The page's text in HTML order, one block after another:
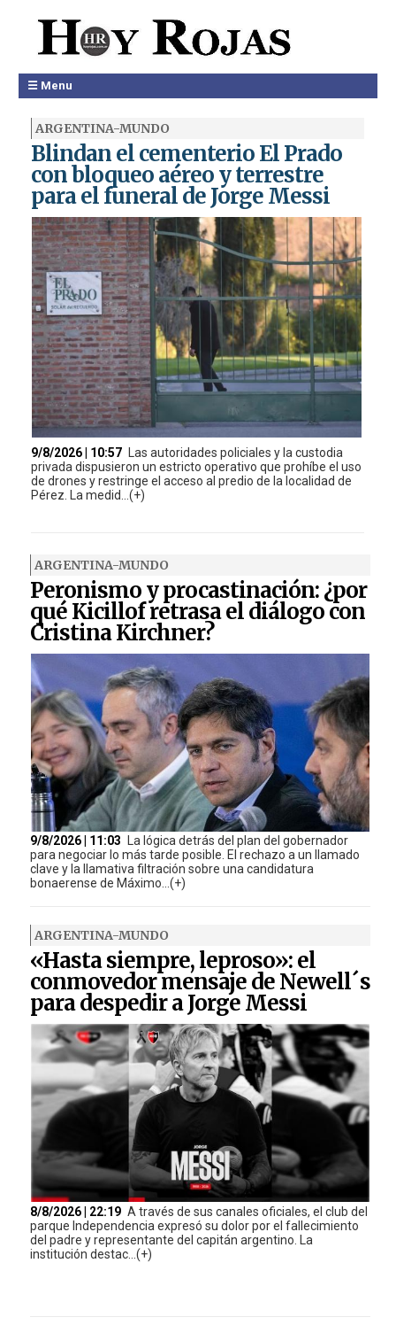
☰ Menu
ARGENTINA-MUNDO
Blindan el cementerio El Prado
con bloqueo aéreo y terrestre
para el funeral de Jorge Messi
9/8/2026 | 10:57
Las autoridades policiales y la custodia
privada dispusieron un estricto operativo que prohíbe el uso
de drones y restringe el acceso al predio de la localidad de
Pérez. La medid...(+)
ARGENTINA-MUNDO
Peronismo y procastinación: ¿por
qué Kicillof retrasa el diálogo con
Cristina Kirchner?
9/8/2026 | 11:03
La lógica detrás del plan del gobernador
para negociar lo más tarde posible. El rechazo a un llamado
clave y la llamativa filtración sobre una candidatura
bonaerense de Máximo...(+)
ARGENTINA-MUNDO
«Hasta siempre, leproso»: el
conmovedor mensaje de Newell´s
para despedir a Jorge Messi
8/8/2026 | 22:19 A través de sus canales oficiales, el club del
parque Independencia expresó su dolor por el fallecimiento
del padre y representante del capitán argentino. La
institución destac...(+)